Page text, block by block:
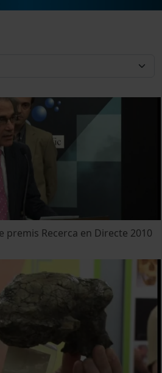
Recerca en Directe 2010